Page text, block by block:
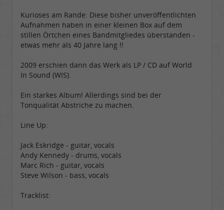
Kurioses am Rande: Diese bisher unveröffentlichten
Aufnahmen haben in einer kleinen Box auf dem
stillen Örtchen eines Bandmitgliedes überstanden -
etwas mehr als 40 Jahre lang !!
2009 erschien dann das Werk als LP / CD auf World
In Sound (WIS).
Ein starkes Album! Allerdings sind bei der
Tonqualität Abstriche zu machen.
Line Up:
Jack Eskridge - guitar, vocals
Andy Kennedy - drums, vocals
Marc Rich - guitar, vocals
Steve Wilson - bass, vocals
Tracklist: